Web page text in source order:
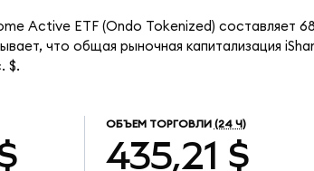
Active ETF (Ondo Tokenized) составляет
что общая рыночная капитализация
$.
ОБЪЕМ ТОРГОВЛИ (24 Ч)
435,21 $